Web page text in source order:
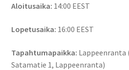
Aloitusaika: 14:00 EEST
Lopetusaika: 16:00 EEST
Tapahtumapaikka:
Satamatie 1, Lappeenranta)